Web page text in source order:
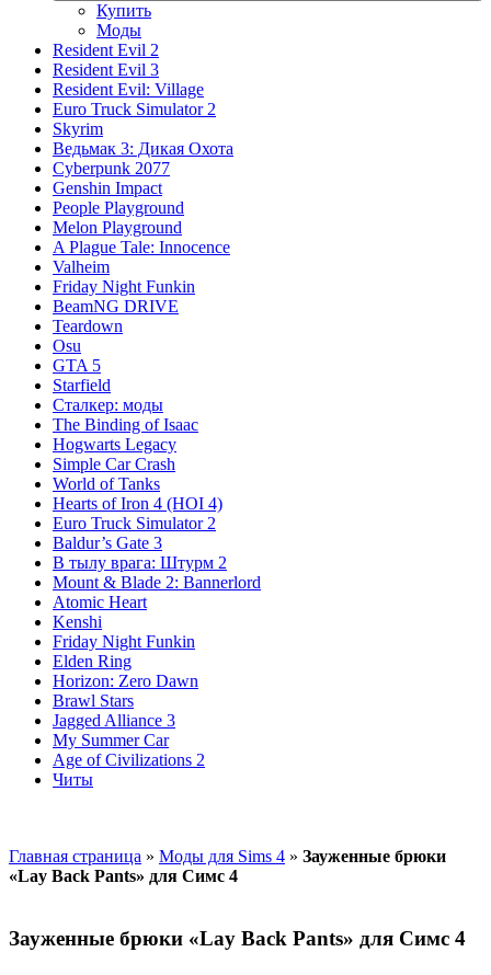
Купить
Моды
Resident Evil 2
Resident Evil 3
Resident Evil: Village
Euro Truck Simulator 2
Skyrim
Ведьмак 3: Дикая Охота
Cyberpunk 2077
Genshin Impact
People Playground
Melon Playground
A Plague Tale: Innocence
Valheim
Friday Night Funkin
BeamNG DRIVE
Teardown
Osu
GTA 5
Starfield
Сталкер: моды
The Binding of Isaac
Hogwarts Legacy
Simple Car Crash
World of Tanks
Hearts of Iron 4 (HOI 4)
Euro Truck Simulator 2
Baldur’s Gate 3
В тылу врага: Штурм 2
Mount & Blade 2: Bannerlord
Atomic Heart
Kenshi
Friday Night Funkin
Elden Ring
Horizon: Zero Dawn
Brawl Stars
Jagged Alliance 3
My Summer Car
Age of Civilizations 2
Читы
Главная страница » Моды для Sims 4 » Зауженные брюки
«Lay Back Pants» для Симс 4
Зауженные брюки «Lay Back Pants» для Симс 4